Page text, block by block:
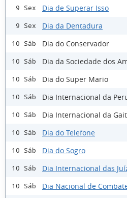
9 Sex Dia de Superar Isso
9 Sex Dia da Dentadura
10 Sáb Dia do Conservador
10 Sáb Dia da Sociedade dos
10 Sáb Dia do Super Mario
10 Sáb Dia Internacional da
10 Sáb Dia Internacional da
10 Sáb Dia do Telefone
10 Sáb Dia do Sogro
10 Sáb Dia Internacional das
10 Sáb Dia Nacional de